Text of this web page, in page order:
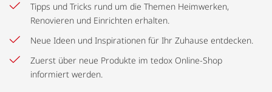
Tipps und Tricks rund um die Themen Heimwerken,
Renovieren und Einrichten erhalten.
Neue Ideen und Inspirationen für Ihr Zuhause entdecken.
Zuerst über neue Produkte im tedox Online-Shop
informiert werden.